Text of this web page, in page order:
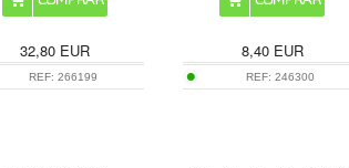
32,80 EUR
REF:266199
8,40EUR
REF:246300